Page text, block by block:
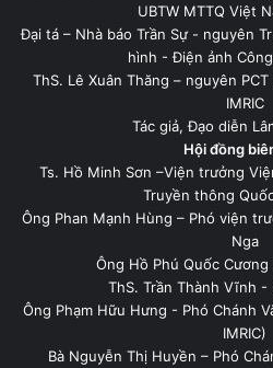
UBTW MTTQ Việt
Đại tá – Nhà báo Trần Sự - nguyên
hình - Điện ảnh
ThS. Lê Xuân Thăng – nguyên
IMRIC
Tác giả, Đạo diễn
Hội đồng
Ts. Hồ Minh Sơn –Viện trưởng
Truyền thông
Ông Phan Mạnh Hùng – Phó viện
Nga
Ông Hồ Phú Quốc
ThS. Trần Thành Vĩnh
Ông Phạm Hữu Hưng - Phó Chánh
IMRIC)
Bà Nguyễn Thị Huyền – Phó